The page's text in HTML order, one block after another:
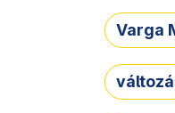
Varga